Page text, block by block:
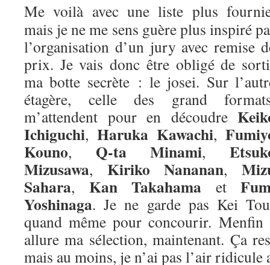
Me voilà avec une liste plus
mais je ne me sens guère plus inspiré
l’organisation d’un jury avec remise
prix. Je vais donc être obligé de
ma botte secrète : le josei. Sur
étagère, celle des grand
m’attendent pour en découdre
Ichiguchi, Haruka Kawachi,
Kouno, Q-ta Minami,
Mizusawa, Kiriko Nananan,
Sahara, Kan Takahama et
Yoshinaga. Je ne garde pas Kei
quand même pour concourir.
allure ma sélection, maintenant. Ça
mais au moins, je n’ai pas l’air ridicule